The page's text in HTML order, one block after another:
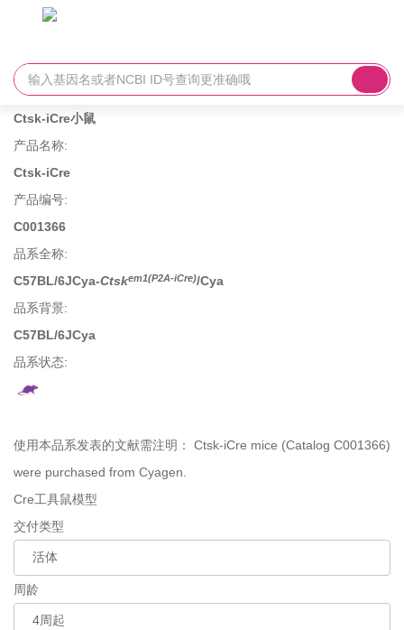
Ctsk-iCre小鼠
产品名称:
Ctsk-iCre
产品编号:
C001366
品系全称:
C57BL/6JCya-Ctskem1(P2A-iCre)/Cya
品系背景:
C57BL/6JCya
品系状态:
使用本品系发表的文献需注明： Ctsk-iCre mice (Catalog C001366)
were purchased from Cyagen.
Cre工具鼠模型
交付类型
周龄